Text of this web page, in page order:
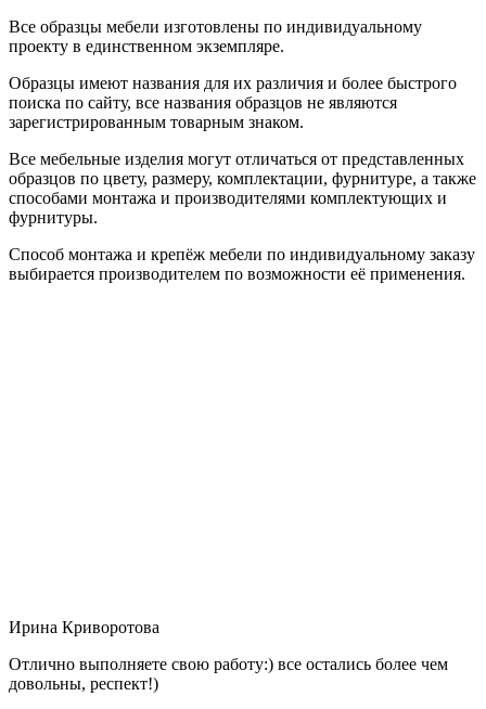
Все образцы мебели изготовлены по индивидуальному
проекту в единственном экземпляре.
Образцы имеют названия для их различия и более быстрого
поиска по сайту, все названия образцов не являются
зарегистрированным товарным знаком.
Все мебельные изделия могут отличаться от представленных
образцов по цвету, размеру, комплектации, фурнитуре, а также
способами монтажа и производителями комплектующих и
фурнитуры.
Способ монтажа и крепёж мебели по индивидуальному заказу
выбирается производителем по возможности её применения.
Ирина Криворотова
Отлично выполняете свою работу:) все остались более чем
довольны, респект!)